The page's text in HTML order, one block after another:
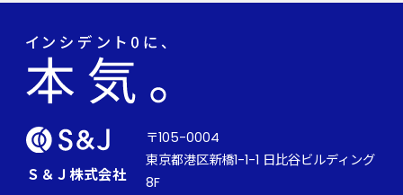
Ｓ＆Ｊ株式会社
〒105-0004
東京都港区新橋1-1-1 日比谷ビルディング
8F